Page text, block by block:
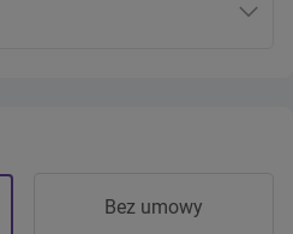
Bez umowy